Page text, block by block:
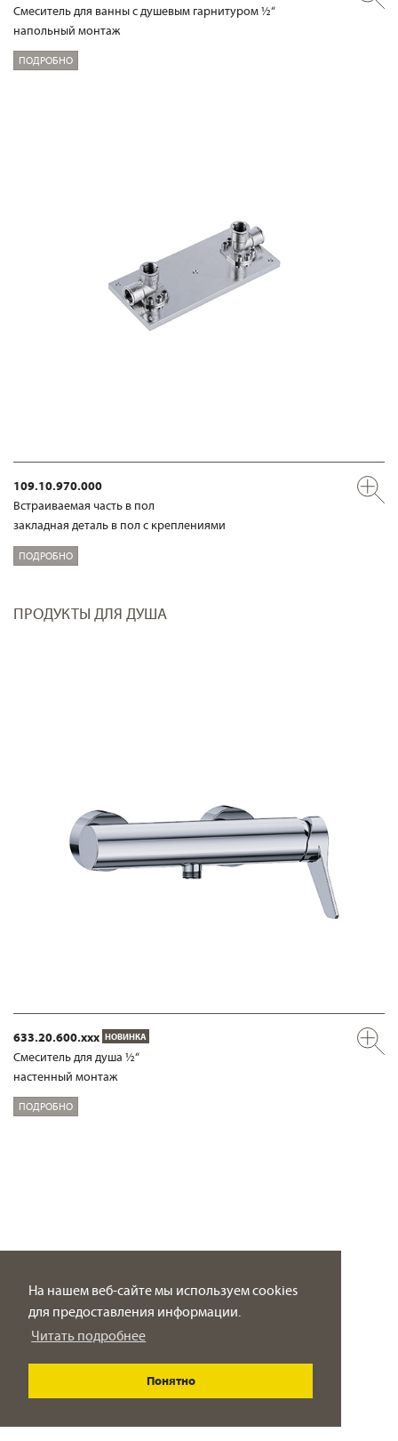
На нашем веб-сайте мы используем cookies
для предоставления информации.
Читать подробнее
Понятно
Смеситель для ванны с душевым гарнитуром ½“
напольный монтаж
ПОДРОБНО
109.10.970.000
Встраиваемая часть в пол
закладная деталь в пол с креплениями
ПОДРОБНО
ПРОДУКТЫ ДЛЯ ДУША
633.20.600.xxx НОВИНКА
Смеситель для душа ½“
настенный монтаж
ПОДРОБНО